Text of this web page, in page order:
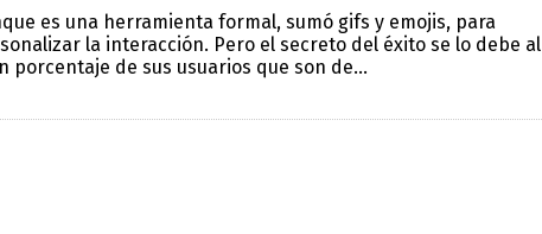
es una herramienta formal, sumó gifs y emojis, para
la interacción. Pero el secreto del éxito se lo debe al
porcentaje de sus usuarios que son de...